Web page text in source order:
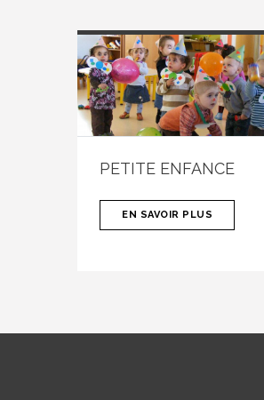
PETITE ENFANCE
EN SAVOIR PLUS